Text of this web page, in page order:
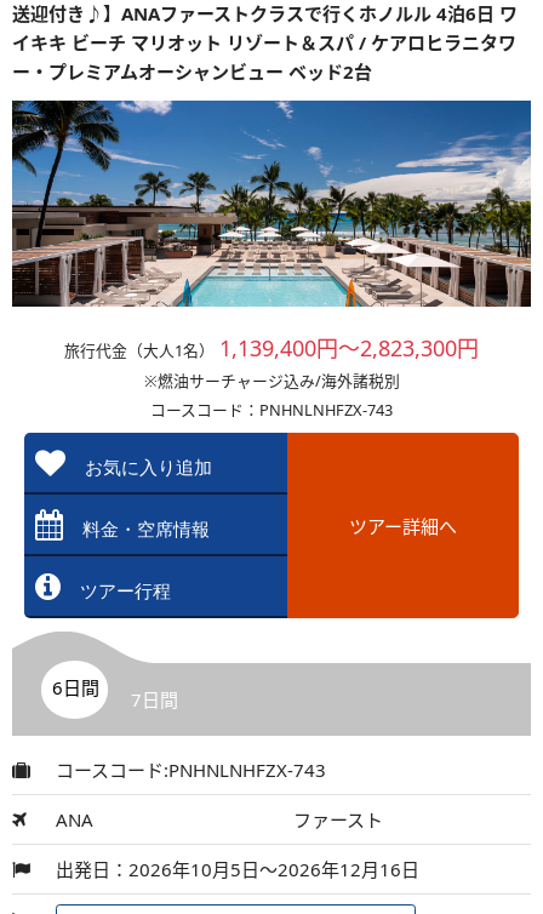
送迎付き♪】ANAファーストクラスで行くホノルル 4泊6日 ワ
イキキ ビーチ マリオット リゾート＆スパ / ケアロヒラニタワ
ー・プレミアムオーシャンビュー ベッド2台
旅行代金（大人1名） 1,139,400円～2,823,300円
※燃油サーチャージ込み/海外諸税別
コースコード：PNHNLNHFZX-743
お気に入り追加
料金・空席情報
ツアー行程
ツアー詳細へ
6日間 7日間
コースコード:PNHNLNHFZX-743
ANA ファースト
出発日：2026年10月5日～2026年12月16日